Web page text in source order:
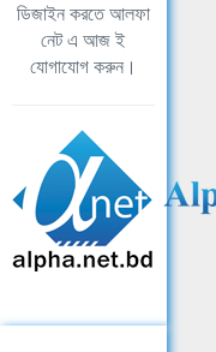
ডিজাইন করতে আলফা
নেট এ আজ ই
যোগাযোগ করুন।